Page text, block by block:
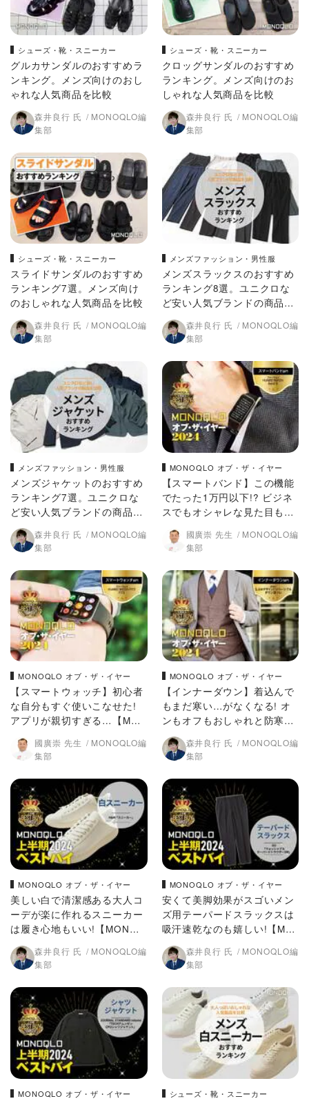
シューズ・靴・スニーカー
グルカサンダルのおすすめラ
ンキング。メンズ向けのおし
ゃれな人気商品を比較
森井良行 氏
MONOQLO編
集部
シューズ・靴・スニーカー
クロッグサンダルのおすすめ
ランキング。メンズ向けのお
しゃれな人気商品を比較
森井良行 氏
MONOQLO編
集部
シューズ・靴・スニーカー
スライドサンダルのおすすめ
ランキング7選。メンズ向け
のおしゃれな人気商品を比較
森井良行 氏
MONOQLO編
集部
メンズファッション・男性服
メンズスラックスのおすすめ
ランキング8選。ユニクロな
ど安い人気ブランドの商品を
比較
森井良行 氏
MONOQLO編
集部
メンズファッション・男性服
メンズジャケットのおすすめ
ランキング7選。ユニクロな
ど安い人気ブランドの商品を
比較
森井良行 氏
MONOQLO編
集部
MONOQLO オブ・ザ・イヤー
【スマートバンド】この機能
でたった1万円以下!? ビジネ
スでもオシャレな見た目も良
トバイ】
國廣崇 先生
MONOQLO編
集部
MONOQLO オブ・ザ・イヤー
【スマートウォッチ】初心者
な自分もすぐ使いこなせた!
アプリが親切すぎる…【MON
OQLO 2024年ベストバイ】
國廣崇 先生
MONOQLO編
集部
MONOQLO オブ・ザ・イヤー
【インナーダウン】着込んで
もまだ寒い…がなくなる! オ
ンもオフもおしゃれと防寒を
両立【MONOQLO 2024年ベ
ストバイ】
森井良行 氏
MONOQLO編
集部
MONOQLO オブ・ザ・イヤー
美しい白で清潔感ある大人コ
ーデが楽に作れるスニーカー
は履き心地もいい!【MONOQ
LO2024上半期ベストバイ】
森井良行 氏
MONOQLO編
集部
MONOQLO オブ・ザ・イヤー
安くて美脚効果がスゴいメン
ズ用テーパードスラックスは
吸汗速乾なのも嬉しい!【MO
NOQLO2024上半期ベストバ
イ】
森井良行 氏
MONOQLO編
集部
MONOQLO オブ・ザ・イヤー シューズ・靴・スニーカー